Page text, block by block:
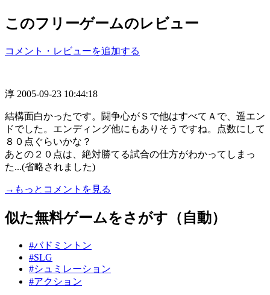
このフリーゲームのレビュー
コメント・レビューを追加する
淳 2005-09-23 10:44:18
結構面白かったです。闘争心がＳで他はすべてＡで、遥エン
ドでした。エンディング他にもありそうですね。点数にして
８０点ぐらいかな？
あとの２０点は、絶対勝てる試合の仕方がわかってしまっ
た...(省略されました)
→もっとコメントを見る
似た無料ゲームをさがす（自動）
#バドミントン
#SLG
#シュミレーション
#アクション